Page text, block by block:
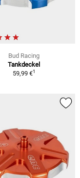
Bud Racing
Tankdeckel
59,99 €1